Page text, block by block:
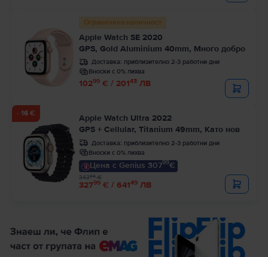
Ограничена наличност
Apple Watch SE 2020
GPS, Gold Aluminium 40mm, Много добро
Доставка: приблизително 2-3 работни дни
Вноски с 0% лихва
10299 € / 20143 ЛВ
- 16 €
Apple Watch Ultra 2022
GPS + Cellular, Titanium 49mm, Като нов
Доставка: приблизително 2-3 работни дни
Вноски с 0% лихва
Цена с Genius 30799€
32799 € / 64149 ЛВ
34399€